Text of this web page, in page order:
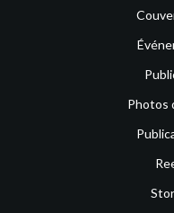
Photos